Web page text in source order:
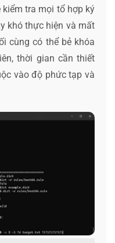
kiểm tra mọi tổ hợp ký
khó thực hiện và mất
cùng có thể bẻ khóa
thời gian cần thiết
vào độ phức tạp và